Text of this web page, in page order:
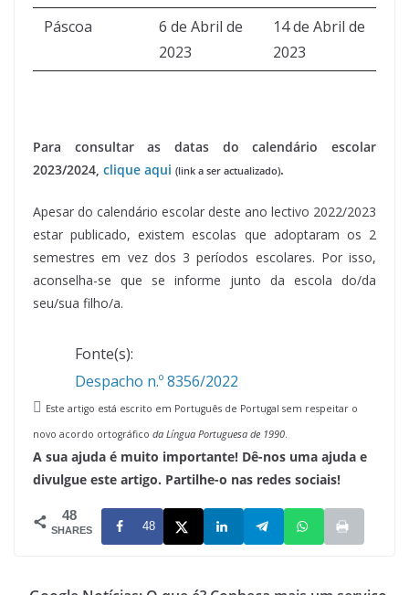
Páscoa
6 de Abril de
2023
14 de Abril de
2023
Para consultar as datas do calendário escolar
2023/2024, clique aqui (link a ser actualizado).
Apesar do calendário escolar deste ano lectivo 2022/2023
estar publicado, existem escolas que adoptaram os 2
semestres em vez dos 3 períodos escolares. Por isso,
aconselha-se que se informe junto da escola do/da
seu/sua filho/a.
Fonte(s):
Despacho n.º 8356/2022
Este artigo está escrito em Português de Portugal sem respeitar o
novo acordo ortográfico da Língua Portuguesa de 1990
A sua ajuda é muito importante! Dê-nos uma ajuda e
divulgue este artigo. Partilhe-o nas redes sociais!
48
SHARES 48